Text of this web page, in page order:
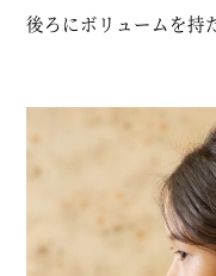
後ろにボリュームを持